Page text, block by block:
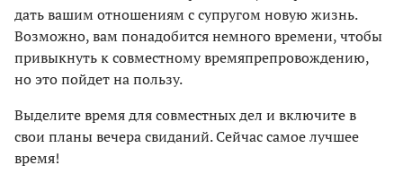
дать вашим отношениям с супругом новую жизнь.
Возможно, вам понадобится немного времени, чтобы
привыкнуть к совместному времяпрепровождению,
но это пойдет на пользу.
Выделите время для совместных дел и включите в
свои планы вечера свиданий. Сейчас самое лучшее
время!